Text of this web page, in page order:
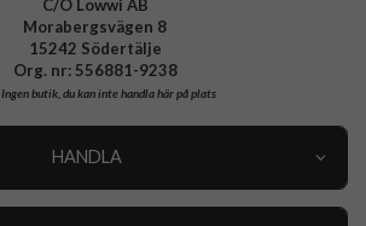
C/O Lowwi AB
Morabergsvägen 8
15242 Södertälje
Org. nr: 556881-9238
Ingen butik, du kan inte handla här på plats
HANDLA